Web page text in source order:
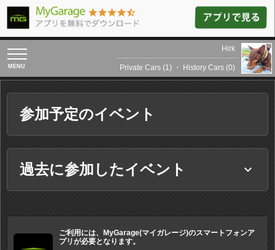
toggle
navigation
Hirk
Private Cars (1) ・ History Cars (0)
参加予定のイベント
過去に参加したイベント keyboard_arrow_down
ご利用には、MyGarage(マイガレージ)のスマートフォンア
プリが必要となります。